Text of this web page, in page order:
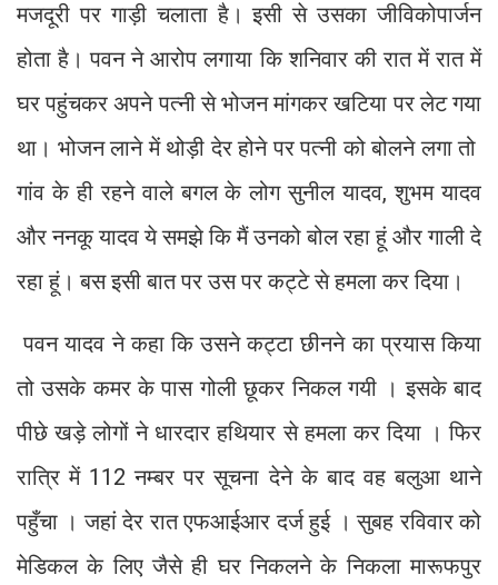
मजदूरी पर गाड़ी चलाता है। इसी से उसका जीविकोपार्जन
होता है। पवन ने आरोप लगाया कि शनिवार की रात में रात में
घर पहुंचकर अपने पत्नी से भोजन मांगकर खटिया पर लेट गया
था। भोजन लाने में थोड़ी देर होने पर पत्नी को बोलने लगा तो
गांव के ही रहने वाले बगल के लोग सुनील यादव, शुभम यादव
और ननकू यादव ये समझे कि मैं उनको बोल रहा हूं और गाली दे
रहा हूं। बस इसी बात पर उस पर कट्टे से हमला कर दिया।
पवन यादव ने कहा कि उसने कट्टा छीनने का प्रयास किया
तो उसके कमर के पास गोली छूकर निकल गयी । इसके बाद
पीछे खड़े लोगों ने धारदार हथियार से हमला कर दिया । फिर
रात्रि में 112 नम्बर पर सूचना देने के बाद वह बलुआ थाने
पहुँचा । जहां देर रात एफआईआर दर्ज हुई । सुबह रविवार को
मेडिकल के लिए जैसे ही घर निकलने के निकला मारूफपुर